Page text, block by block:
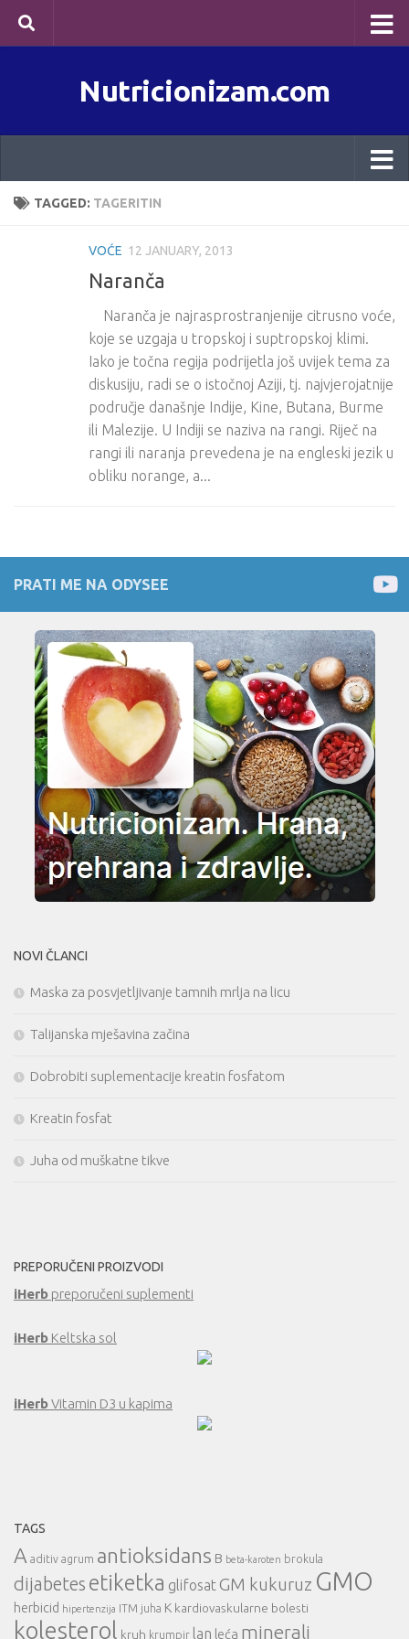
Skip to content
Nutricionizam.com
TAGGED: TAGERITIN
VOĆE 12 JANUARY, 2013
Naranča
Naranča je najrasprostranjenije citrusno voće,
koje se uzgaja u tropskoj i suptropskoj klimi.
Iako je točna regija podrijetla još uvijek tema za
diskusiju, radi se o istočnoj Aziji, tj. najvjerojatnije
područje današnje Indije, Kine, Butana, Burme
ili Malezije. U Indiji se naziva na rangi. Riječ na
rangi ili naranja prevedena je na engleski jezik u
obliku norange, a...
PRATI ME NA ODYSEE
NOVI ČLANCI
Maska za posvjetljivanje tamnih mrlja na licu
Talijanska mješavina začina
Dobrobiti suplementacije kreatin fosfatom
Kreatin fosfat
Juha od muškatne tikve
PREPORUČENI PROIZVODI
iHerb preporučeni suplementi
iHerb Keltska sol
iHerbVitamin D3 u kapima
TAGS
A aditiv agrum antioksidans B beta-karoten brokula
dijabetes etiketka glifosatGM kukuruz GMO
herbicid hipertenzija ITM juha K kardiovaskularne bolesti
kolesterol kruh krumpir lan leća minerali